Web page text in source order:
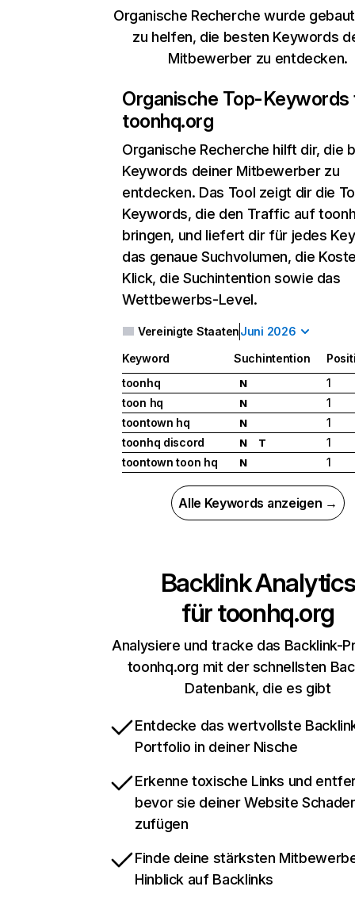
Organische Recherche wurde
zu helfen, die besten Keywords
Mitbewerber zu entdecken.
Organische Top-Keywords
toonhq.org
Organische Recherche hilft dir, die
Keywords deiner Mitbewerber zu
entdecken. Das Tool zeigt dir die
Keywords, die den Traffic auf
bringen, und liefert dir für jedes
das genaue Suchvolumen, die
Klick, die Suchintention sowie das
Wettbewerbs-Level.
Vereinigte StaatenJuni 2026
Keyword Suchintention
toonhq
N
1
toon hq
N
1
toontown hq
N
1
toonhq discord
N T
1
toontown toon hq
N 1
Alle Keywords anzeigen →
Backlink Analytics
fürtoonhq.org
Analysiere und tracke das Backlink-
toonhq.org mit der schnellsten
Datenbank, die es gibt
Entdecke das wertvollste
Portfolio in deiner Nische
Erkenne toxische Links und
bevor sie deiner Website
zufügen
Finde deine stärksten
Hinblick auf Backlinks